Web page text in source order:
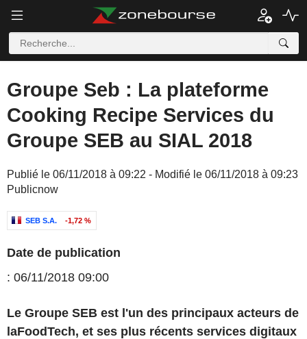
Groupe Seb : La plateforme
Cooking Recipe Services du
Groupe SEB au SIAL 2018
Publié le 06/11/2018 à 09:22 - Modifié le 06/11/2018 à 09:23
Publicnow
SEB S.A. -1,72 %
Date de publication
: 06/11/2018 09:00
Le Groupe SEB est l'un des principaux acteurs de
laFoodTech, et ses plus récents services digitaux